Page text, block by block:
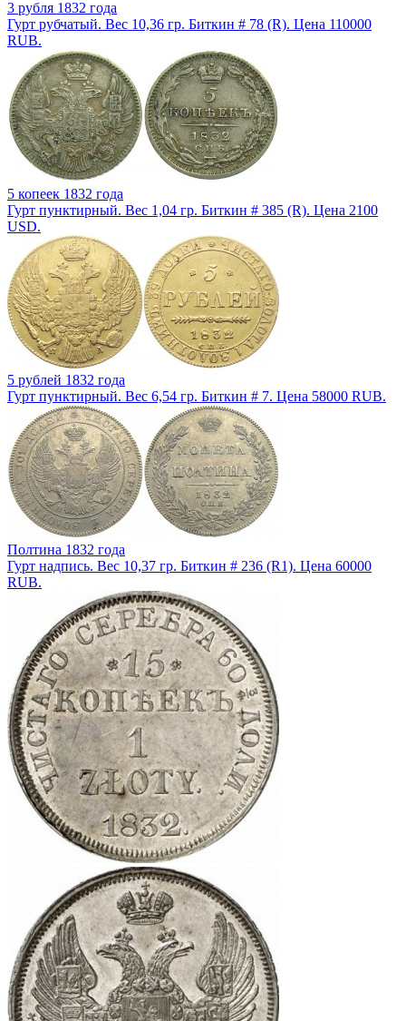
3 рубля 1832 года
Гурт рубчатый. Вес 10,36 гр. Биткин # 78 (R). Цена 110000
RUB.
5 копеек 1832 года
Гурт пунктирный. Вес 1,04 гр. Биткин # 385 (R). Цена 2100
USD.
5 рублей 1832 года
Гурт пунктирный. Вес 6,54 гр. Биткин # 7. Цена 58000 RUB.
Полтина 1832 года
Гурт надпись. Вес 10,37 гр. Биткин # 236 (R1). Цена 60000
RUB.